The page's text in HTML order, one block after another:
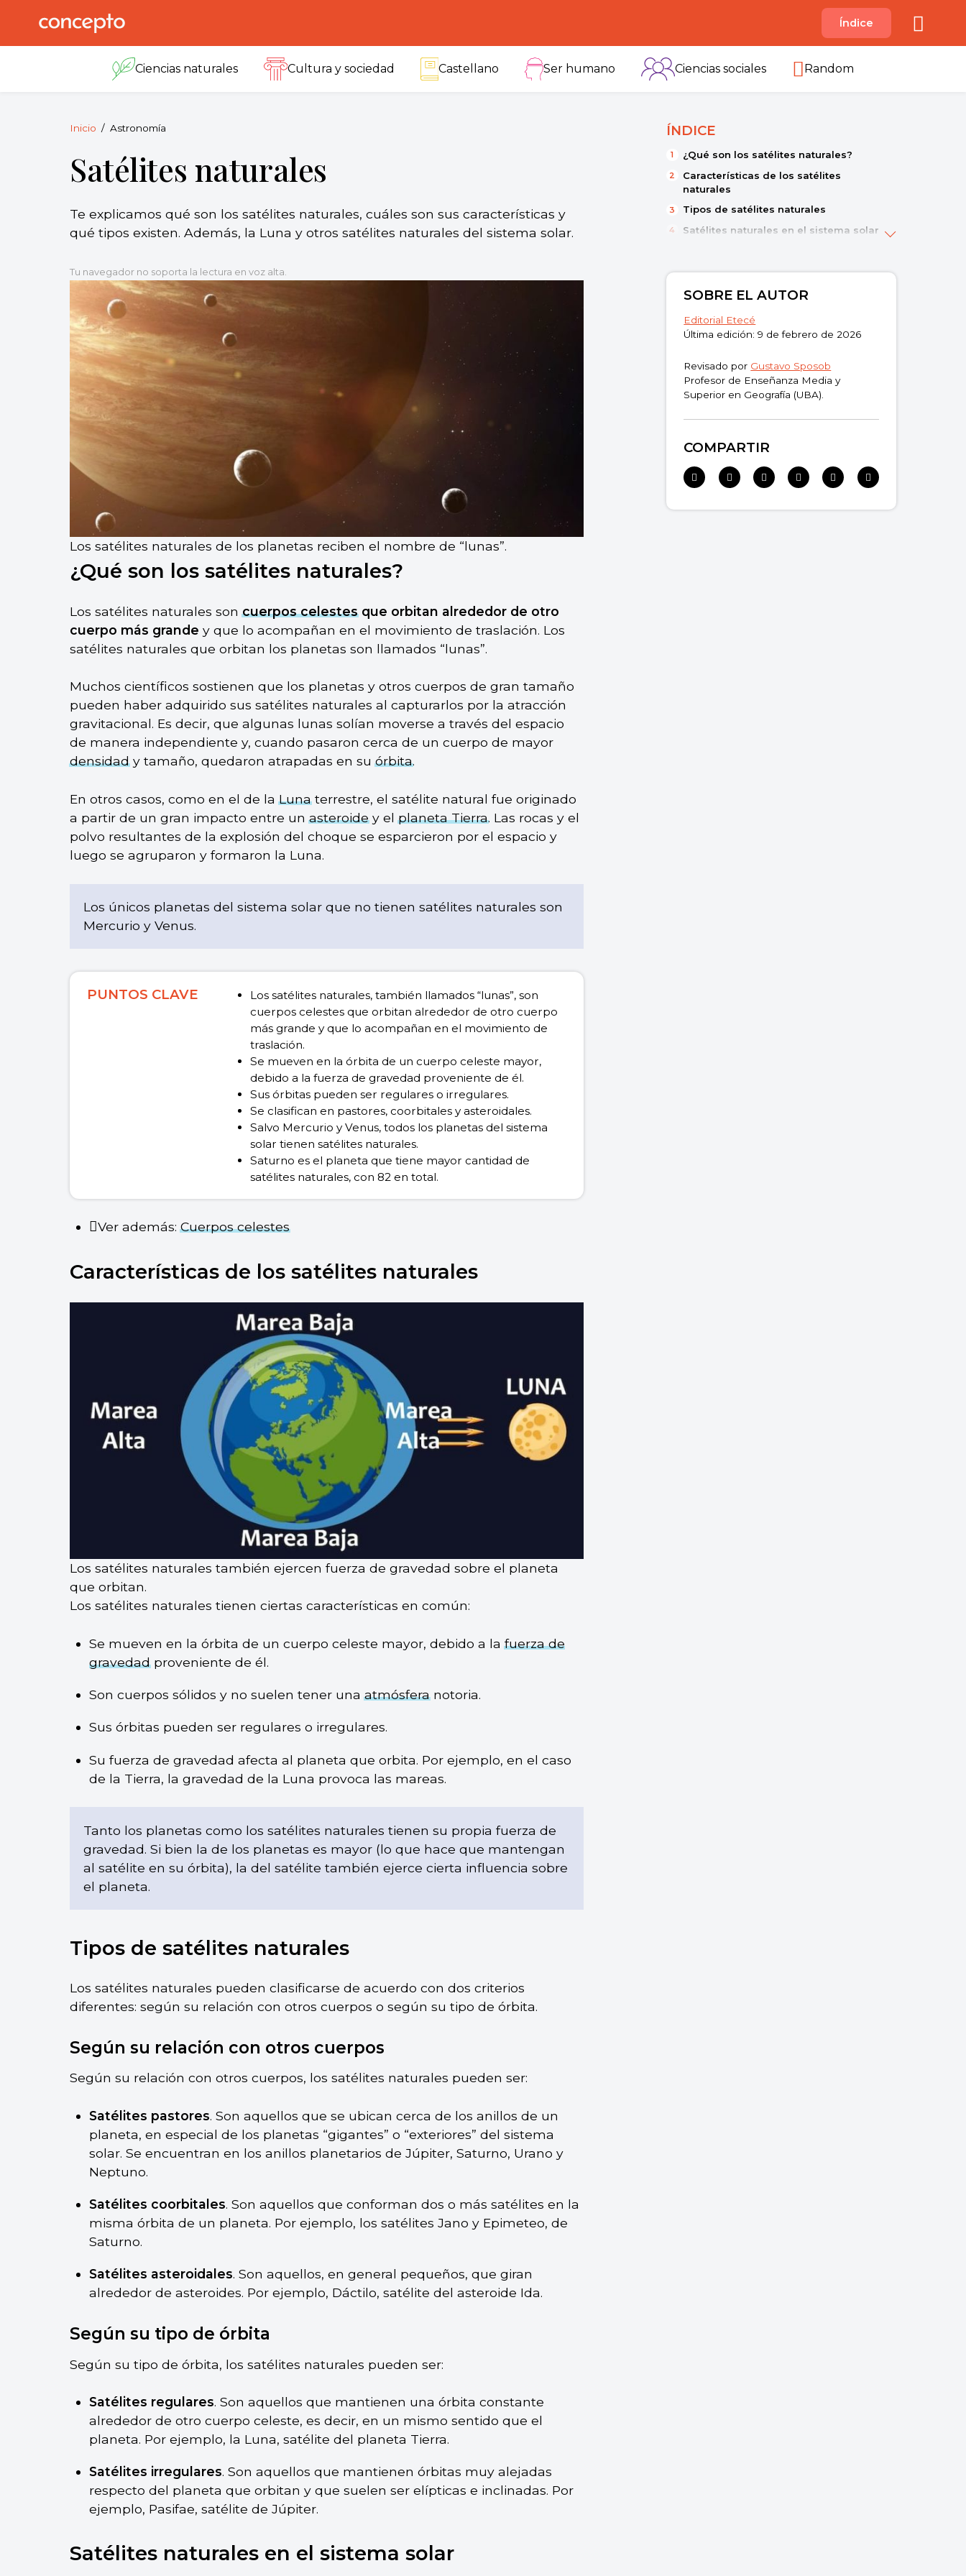
reservados.
B C
Índice
Ciencias naturales Cultura y sociedad Castellano Ser humano Ciencias sociales Random
Inicio Astronomía
Satélites naturales
Te explicamos qué son los satélites naturales, cuáles son sus características y
qué tipos existen. Además, la Luna y otros satélites naturales del sistema solar.
Tu navegador no soporta la lectura en voz alta.
Los satélites naturales de los planetas reciben el nombre de “lunas”.
¿Qué son los satélites naturales?
Los satélites naturales soncuerpos celestesque orbitan alrededor de otro
cuerpo más grande y que lo acompañan en el movimiento de traslación. Los
satélites naturales que orbitan los planetas son llamados “lunas”.
Muchos científicos sostienen que los planetas y otros cuerpos de gran tamaño
pueden haber adquirido sus satélites naturales al capturarlos por la atracción
gravitacional. Es decir, que algunas lunas solían moverse a través del espacio
de manera independiente y, cuando pasaron cerca de un cuerpo de mayor
densidady tamaño, quedaron atrapadas en suórbita.
En otros casos, como en el de laLunaterrestre, el satélite natural fue originado
a partir de un gran impacto entre unasteroidey elplaneta Tierra. Las rocas y el
polvo resultantes de la explosión del choque se esparcieron por el espacio y
luego se agruparon y formaron la Luna.
Los únicos planetas del sistema solar que no tienen satélites naturales son
Mercurio y Venus.
PUNTOS CLAVE
Los satélites naturales, también llamados “lunas”, son
cuerpos celestes que orbitan alrededor de otro cuerpo
más grande y que lo acompañan en el movimiento de
traslación.
Se mueven en la órbita de un cuerpo celeste mayor,
debido a la fuerza de gravedad proveniente de él.
Sus órbitas pueden ser regulares o irregulares.
Se clasifican en pastores, coorbitales y asteroidales.
Salvo Mercurio y Venus, todos los planetas del sistema
solar tienen satélites naturales.
Saturno es el planeta que tiene mayor cantidad de
satélites naturales, con 82 en total.
Ver además:Cuerpos celestes
Características de los satélites naturales
Los satélites naturales también ejercen fuerza de gravedad sobre el planeta
que orbitan.
Los satélites naturales tienen ciertas características en común:
Se mueven en la órbita de un cuerpo celeste mayor, debido a lafuerza de
gravedadproveniente de él.
Son cuerpos sólidos y no suelen tener unaatmósferanotoria.
Sus órbitas pueden ser regulares o irregulares.
Su fuerza de gravedad afecta al planeta que orbita. Por ejemplo, en el caso
de la Tierra, la gravedad de la Luna provoca las mareas.
Tanto los planetas como los satélites naturales tienen su propia fuerza de
gravedad. Si bien la de los planetas es mayor (lo que hace que mantengan
al satélite en su órbita), la del satélite también ejerce cierta influencia sobre
el planeta.
Tipos de satélites naturales
Los satélites naturales pueden clasificarse de acuerdo con dos criterios
diferentes: según su relación con otros cuerpos o según su tipo de órbita.
Según su relación con otros cuerpos
Según su relación con otros cuerpos, los satélites naturales pueden ser:
Satélites pastores. Son aquellos que se ubican cerca de los anillos de un
planeta, en especial de los planetas “gigantes” o “exteriores” del sistema
solar. Se encuentran en los anillos planetarios de Júpiter, Saturno, Urano y
Neptuno.
Satélites coorbitales. Son aquellos que conforman dos o más satélites en la
misma órbita de un planeta. Por ejemplo, los satélites Jano y Epimeteo, de
Saturno.
Satélites asteroidales. Son aquellos, en general pequeños, que giran
alrededor de asteroides. Por ejemplo, Dáctilo, satélite del asteroide Ida.
Según su tipo de órbita
Según su tipo de órbita, los satélites naturales pueden ser:
Satélites regulares. Son aquellos que mantienen una órbita constante
alrededor de otro cuerpo celeste, es decir, en un mismo sentido que el
planeta. Por ejemplo, la Luna, satélite del planeta Tierra.
Satélites irregulares. Son aquellos que mantienen órbitas muy alejadas
respecto del planeta que orbitan y que suelen ser elípticas e inclinadas. Por
ejemplo, Pasifae, satélite de Júpiter.
Satélites naturales en el sistema solar
ÍNDICE
¿Qué son los satélites naturales?
Características de los satélites
naturales
Tipos de satélites naturales
Satélites naturales en el sistema solar
Satélites artificiales
SOBRE EL AUTOR
Editorial Etecé
Última edición: 9 de febrero de 2026
Revisado por Gustavo Sposob
Profesor de Enseñanza Media y
Superior en Geografía (UBA).
COMPARTIR